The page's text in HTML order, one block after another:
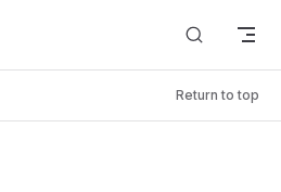
Return to top